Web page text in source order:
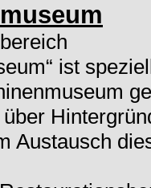
ist
Austausch